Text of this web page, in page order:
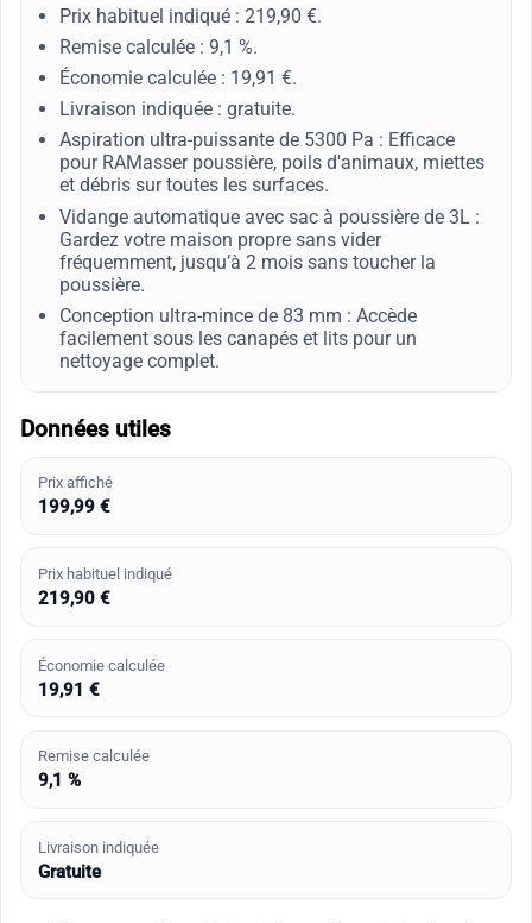
Prix habituel indiqué : 219,90 €.
Remise calculée : 9,1 %.
Économie calculée : 19,91 €.
Livraison indiquée : gratuite.
Aspiration ultra-puissante de 5300 Pa : Efficace
pour RAMasser poussière, poils d'animaux, miettes
et débris sur toutes les surfaces.
Vidange automatique avec sac à poussière de 3L :
Gardez votre maison propre sans vider
fréquemment, jusqu’à 2 mois sans toucher la
poussière.
Conception ultra-mince de 83 mm : Accède
facilement sous les canapés et lits pour un
nettoyage complet.
Données utiles
Prix affiché
199,99 €
Prix habituel indiqué
219,90 €
Économie calculée
19,91 €
Remise calculée
9,1 %
Livraison indiquée
Gratuite